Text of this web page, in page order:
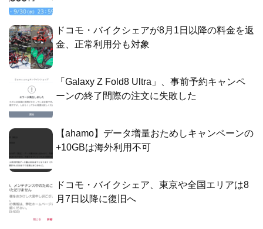
ドコモ・バイクシェアが8月1日以降の料金を返
金、正常利用分も対象
「Galaxy Z Fold8 Ultra」、事前予約キャンペ
ーンの終了間際の注文に失敗した
【ahamo】データ増量おためしキャンペーンの
+10GBは海外利用不可
ドコモ・バイクシェア、東京や全国エリアは8
月7日以降に復旧へ